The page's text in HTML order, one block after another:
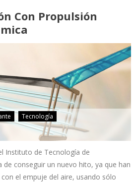
Con Propulsión
Tecnología
Instituto de Tecnología de
de conseguir un nuevo hito, ya que han
el empuje del aire, usando sólo